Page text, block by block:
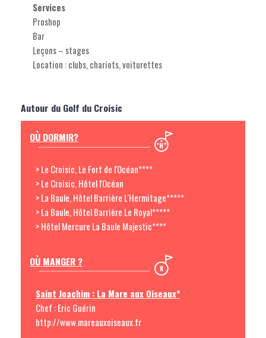
Services
Proshop
Bar
Leçons – stages
Location : clubs, chariots, voiturettes
Autour du Golf du Croisic
OÙ DORMIR?
> Le Croisic, Le Fort de l'Océan****
> Le Croisic, Hôtel l'Océan
> La Baule, Hôtel Barrière L'Hermitage*****
> La Baule, Hôtel Barrière Le Royal*****
> Hôtel Mercure La Baule Majestic****
OÙ MANGER ?
Saint Joachim : La Mare aux Oiseaux*
Chef : Eric Guérin
http://www.mareauxoiseaux.fr